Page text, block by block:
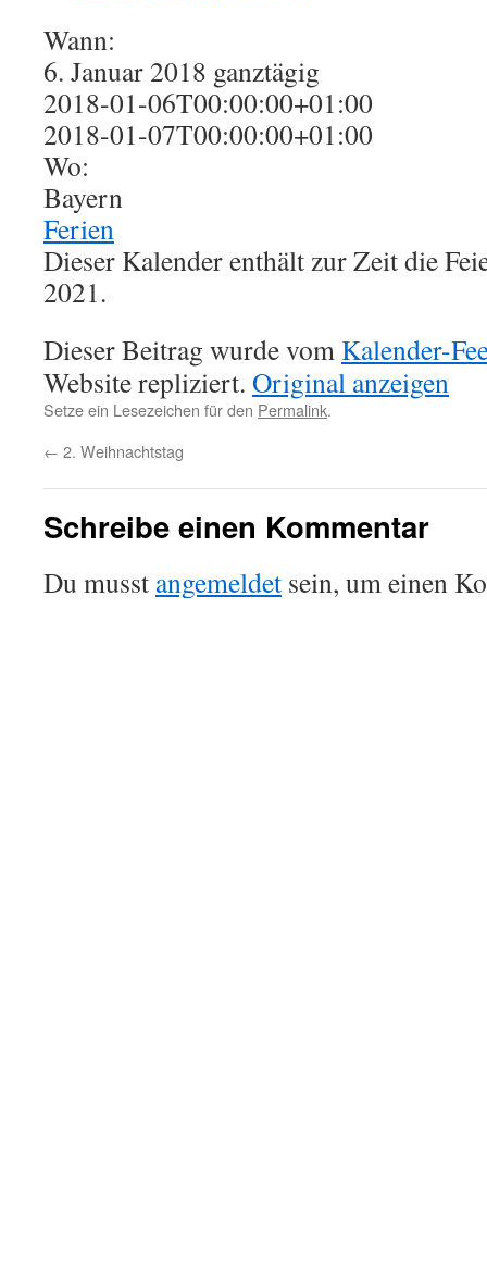
Wann:
6. Januar 2018 ganztägig
2018-01-06T00:00:00+01:00
2018-01-07T00:00:00+01:00
Wo:
Bayern
Ferien
Dieser Kalender enthält zur Zeit die
2021.
Dieser Beitrag wurde vom Kalender-
Website repliziert. Original anzeigen
Setze ein Lesezeichen für den Permalink.
← 2. Weihnachtstag
Schreibe einen Kommentar
Du musst angemeldet sein, um einen